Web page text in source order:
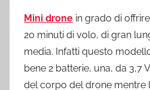
Mini drone in grado di
20 minuti di volo, di gran
media. Infatti questo
bene 2 batterie, una, da 3,7
del corpo del drone mentre